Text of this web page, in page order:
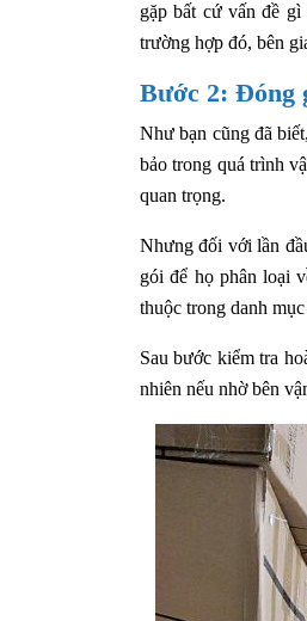
gặp bất cứ vấn đề
trường hợp đó, bên
Bước 2: Đóng
Như bạn cũng đã
bảo trong quá trình
quan trọng.
Nhưng đối với lần
gói để họ phân loại
thuộc trong danh
Sau bước kiểm tra
nhiên nếu nhờ bên